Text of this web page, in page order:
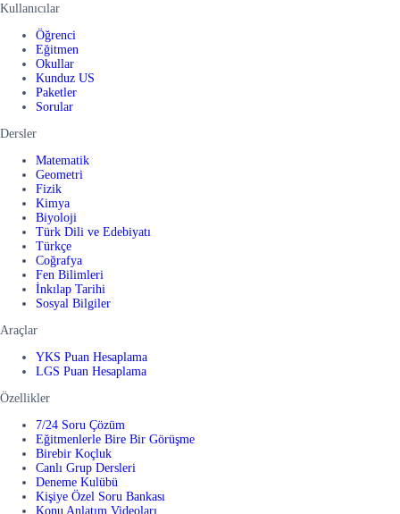
Kullanıcılar
Öğrenci
Eğitmen
Okullar
Kunduz US
Paketler
Sorular
Dersler
Matematik
Geometri
Fizik
Kimya
Biyoloji
Türk Dili ve Edebiyatı
Türkçe
Coğrafya
Fen Bilimleri
İnkılap Tarihi
Sosyal Bilgiler
Araçlar
YKS Puan Hesaplama
LGS Puan Hesaplama
Özellikler
7/24 Soru Çözüm
Eğitmenlerle Bire Bir Görüşme
Birebir Koçluk
Canlı Grup Dersleri
Deneme Kulübü
Kişiye Özel Soru Bankası
Konu Anlatım Videoları